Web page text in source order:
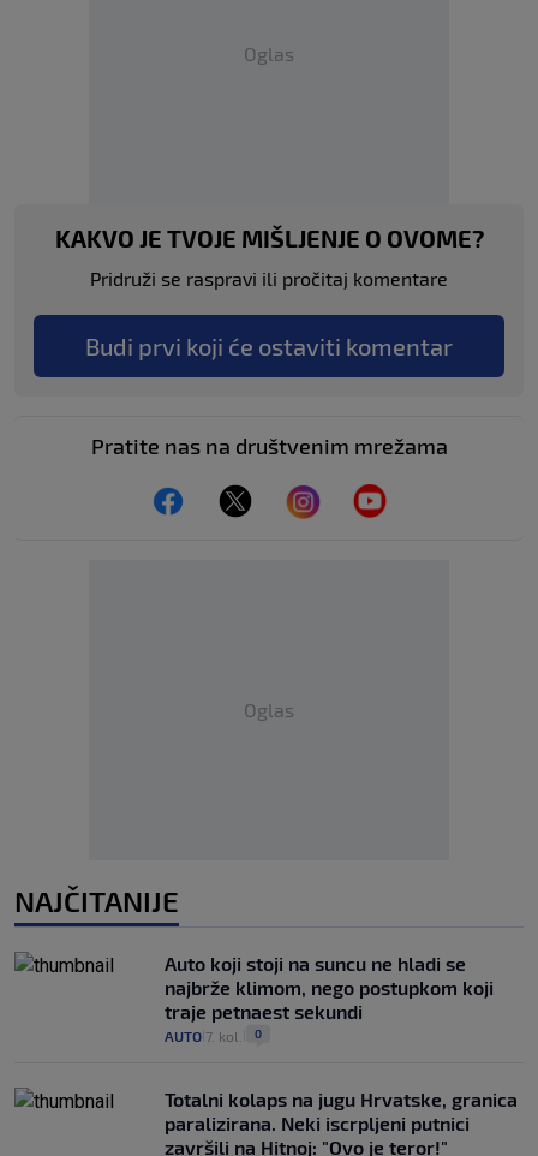
Oglas
KAKVO JE TVOJE MIŠLJENJE O OVOME?
Pridruži se raspravi ili pročitaj komentare
Budi prvi koji će ostaviti komentar
Pratite nas na društvenim mrežama
Oglas
NAJČITANIJE
Auto koji stoji na suncu ne hladi se
najbrže klimom, nego postupkom koji
traje petnaest sekundi
AUTO 7. kol. 0
Totalni kolaps na jugu Hrvatske, granica
paralizirana. Neki iscrpljeni putnici
završili na Hitnoj: "Ovo je teror!"